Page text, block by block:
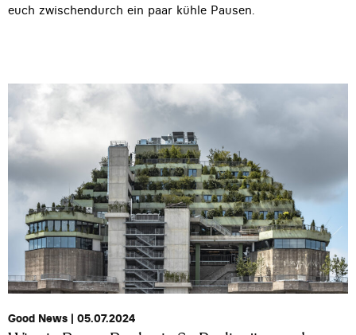
euch zwischendurch ein paar kühle Pausen.
Good News | 05.07.2024